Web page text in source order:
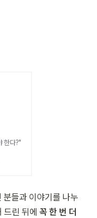
한다?"
들과 이야기를 나누
드린 뒤에 꼭 한 번 더